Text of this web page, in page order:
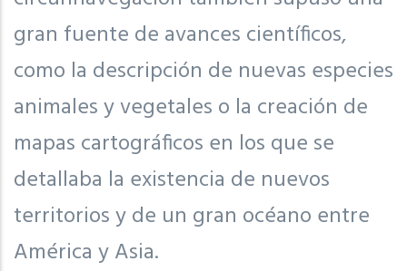
gran fuente de avances científicos,
como la descripción de nuevas especies
animales y vegetales o la creación de
mapas cartográficos en los que se
detallaba la existencia de nuevos
territorios y de un gran océano entre
América y Asia.